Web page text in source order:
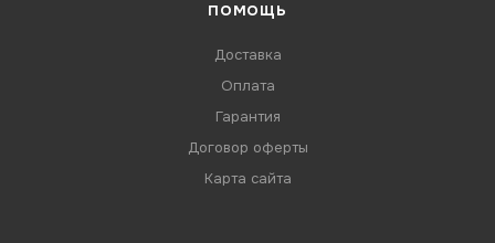
ПОМОЩЬ
Доставка
Оплата
Гарантия
Договор оферты
Карта сайта